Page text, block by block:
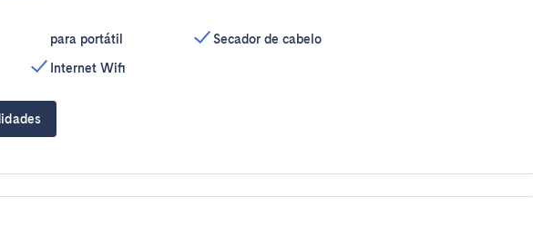
para portátil
Internet Wifi
Secador de cabelo